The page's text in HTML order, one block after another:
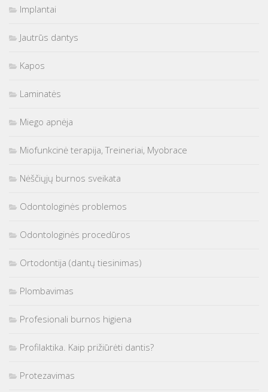
Implantai
Jautrūs dantys
Kapos
Laminatės
Miego apnėja
Miofunkcinė terapija, Treineriai, Myobrace
Nėščiųjų burnos sveikata
Odontologinės problemos
Odontologinės procedūros
Ortodontija (dantų tiesinimas)
Plombavimas
Profesionali burnos higiena
Profilaktika. Kaip prižiūrėti dantis?
Protezavimas